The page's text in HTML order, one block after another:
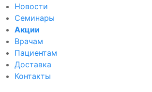
Новости
Семинары
Акции
Врачам
Пациентам
Доставка
Контакты